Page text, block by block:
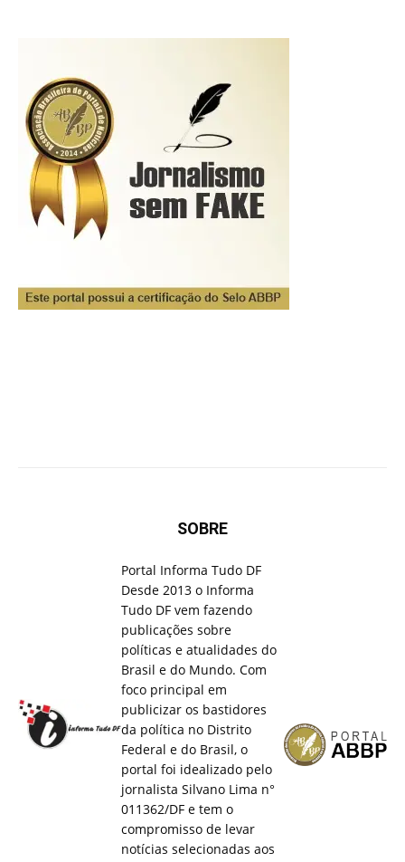
SOBRE
Portal Informa Tudo DF
Desde 2013 o Informa
Tudo DF vem fazendo
publicações sobre
políticas e atualidades do
Brasil e do Mundo. Com
foco principal em
publicizar os bastidores
da política no Distrito
Federal e do Brasil, o
portal foi idealizado pelo
jornalista Silvano Lima n°
011362/DF e tem o
compromisso de levar
notícias selecionadas aos